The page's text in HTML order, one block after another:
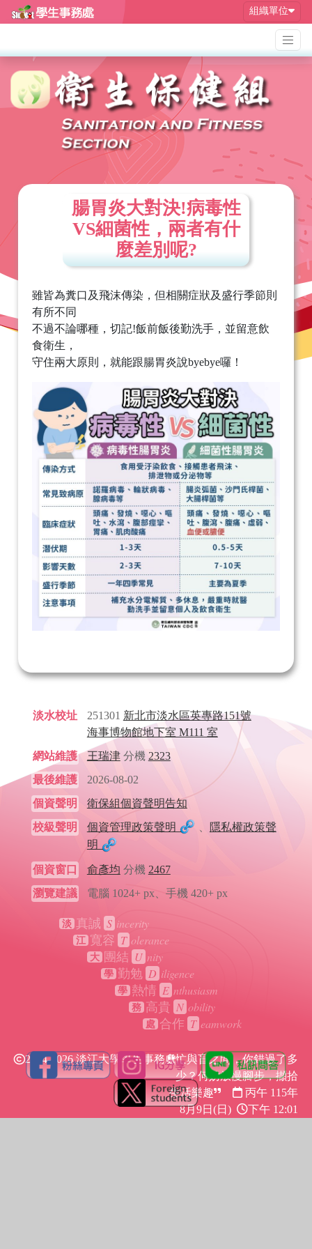
組織單位
腸胃炎大對決!病毒性
VS細菌性，兩者有什
麼差別呢?
雖皆為糞口及飛沫傳染，但相關症狀及盛行季節則
有所不同
不過不論哪種，切記!飯前飯後勤洗手，並留意飲
食衛生，
守住兩大原則，就能跟腸胃炎說byebye囉！
淡水校址 251301 新北市淡水區英專路151號
海事博物館地下室 M111 室
網站維護
王瑞津分機 2323
最後維護
2026-08-02
個資聲明
衛保組個資聲明告知
校級聲明
個資管理政策聲明
隱私權政策聲
明
個資窗口 俞彥均 分機 2467
瀏覽建議
電腦 1024+ px、手機 420+ px
淡 真誠 S incerity
江 寬容 T olerance
大 團結 U nity
學 勤勉 D iligence
學 熱情 E nthusiasm
務 高貴 N obility
處 合作 T eamwork
2024-2026 淡江大學學生事務處忙與盲之間，你錯過了多
少？何妨放慢腳步，擷拾
生活樂趣
丙午 115年
8月9日(日)
下午 12:01